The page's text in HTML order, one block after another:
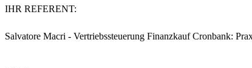
IHR REFERENT:
Salvatore Macri - Vertriebssteuerung Finanzkauf Cronbank: